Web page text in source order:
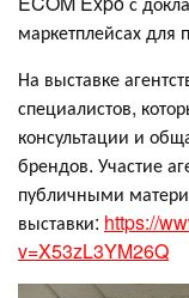
маркетплейсах для
На выставке
специалистов,
консультации и
брендов. Участие
публичными
выставки: https://
v=X53zL3YM26Q